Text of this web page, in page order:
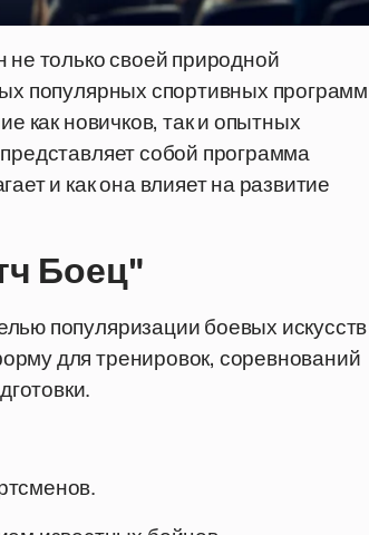
не только своей природной
популярных спортивных программ
как новичков, так и опытных
собой программа
и как она влияет на развитие
Боец"
популяризации боевых искусств
для тренировок, соревнований